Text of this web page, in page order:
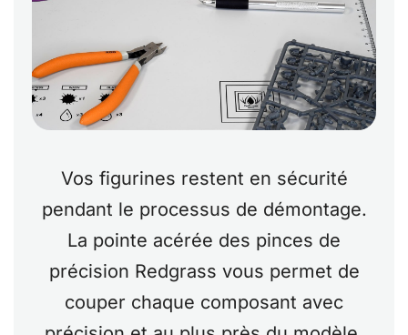
Vos figurines restent en sécurité
pendant le processus de démontage.
La pointe acérée des pinces de
précision Redgrass vous permet de
couper chaque composant avec